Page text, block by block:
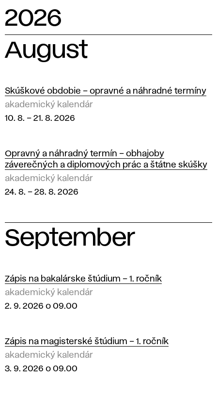
d
á
V
Š
U
August
2026
Skúškové obdobie – opravné a náhradné termíny
akademický kalendár
10. 8. – 21. 8. 2026
Opravný a náhradný termín – obhajoby
záverečných a diplomových prác a štátne skúšky
akademický kalendár
24. 8. – 28. 8. 2026
September
0
2
Zápis na bakalárske štúdium – 1. ročník
akademický kalendár
2. 9. 2026 o 09.00
Zápis na magisterské štúdium – 1. ročník
akademický kalendár
3. 9. 2026 o 09.00